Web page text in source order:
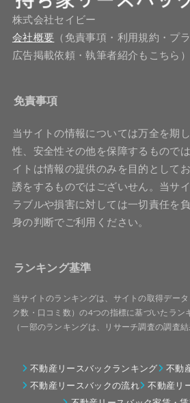
株式会社セイビー
会社概要 （免責事項・利用規約・プ
広告掲載依頼・執筆者紹介もこちら）
免責事項
当サイトの情報については万全を期
性、安全性その他を保障するもので
イトは情報の提供のみを目的として
誘をするものではございせん。当サ
ラブルや損害に対しては一切責任を
身の判断でご利用ください。
ランキング基準
当サイトのランキングは、サイトの取得デー
ク数・口コミ数）の4つの指標に基づいたラン
（一部のランキングは、リサーチ調査の調査
不動産リースバックランキング
不動
不動産リースバックの流れ
不動産リ